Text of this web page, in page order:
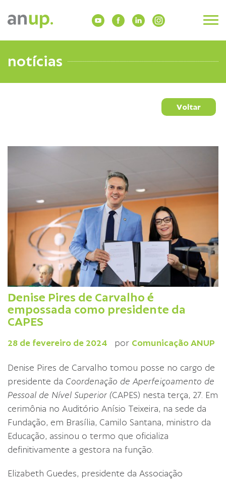
notícias
Voltar
Denise Pires de Carvalho é
empossada como presidente da
CAPES
28 de fevereiro de 2024 por Comunicação ANUP
Denise Pires de Carvalho tomou posse no cargo de
presidente da Coordenação de Aperfeiçoamento de
Pessoal de Nível Superior (CAPES) nesta terça, 27. Em
cerimônia no Auditório Anísio Teixeira, na sede da
Fundação, em Brasília, Camilo Santana, ministro da
Educação, assinou o termo que oficializa
definitivamente a gestora na função.
Elizabeth Guedes, presidente da Associação